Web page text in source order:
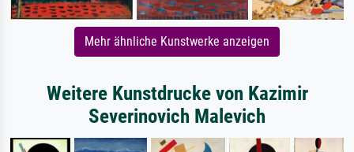
Mehr ähnliche Kunstwerke anzeigen
Weitere Kunstdrucke von Kazimir
Severinovich Malevich